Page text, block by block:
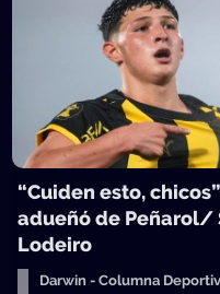
“Cuiden esto,
adueñó de Peñarol/
Lodeiro
Darwin - Columna